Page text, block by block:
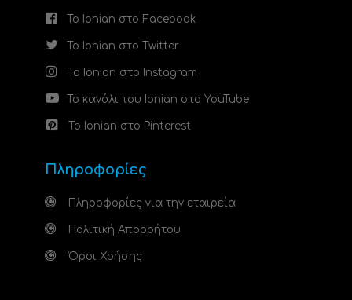
Το Ionian στο Facebook
Το Ionian στο Twitter
Το Ionian στο Instagram
Το κανάλι του Ionian στο YouTube
Το Ionian στο Pinterest
Πληροφορίες
Πληροφορίες για την εταιρεία
Πολιτική Απορρήτου
Όροι Χρήσης